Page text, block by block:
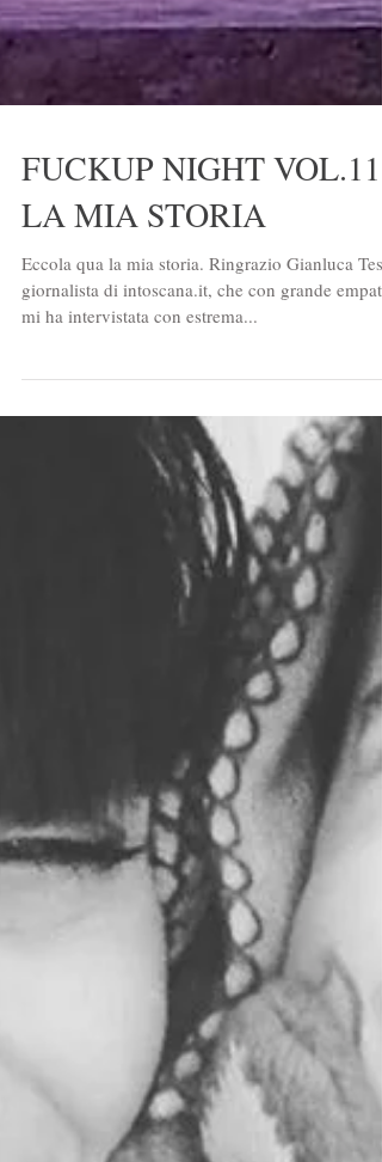
FUCKUP NIGHT VOL.11 -
LA MIA STORIA
mi ha intervistata con estrema...